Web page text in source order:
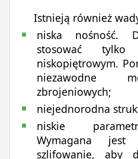
Istnieją również
niska nośność.
stosować
niskopiętrowym.
niezawodne
zbrojeniowych;
niejednorodna
niskie
Wymagana jest
szlifowanie, aby